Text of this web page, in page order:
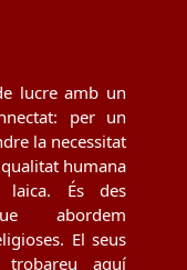
lucre amb un
per un
la necessitat
humana
laica. És des
abordem
El seus
trobareu aquí